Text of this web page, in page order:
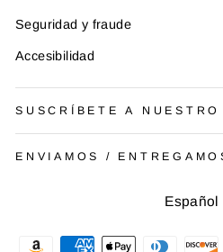
Seguridad y fraude
Accesibilidad
SUSCRÍBETE A NUESTRO
ENVIAMOS /
Español